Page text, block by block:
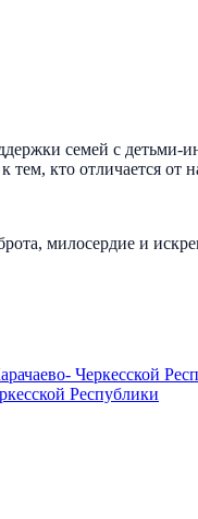
семей с
тем, кто отличается от
милосердие и
Черкесской
Республики